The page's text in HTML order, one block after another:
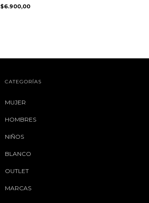
$6.900,00
CATEGORÍAS
MUJER
HOMBRES
NIÑOS
BLANCO
OUTLET
MARCAS